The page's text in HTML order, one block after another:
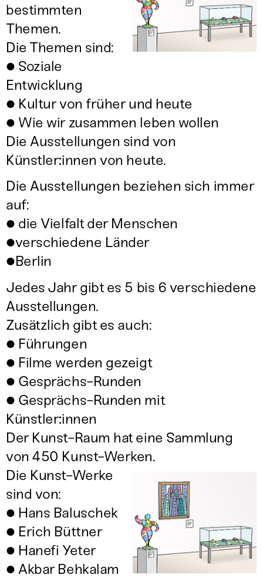
bestimmten
Themen.
Die Themen sind:
● Soziale
Entwicklung
● Kultur von früher und heute
● Wie wir zusammen leben wollen
Die Ausstellungen sind von
Künstler:innen von heute.
Die Ausstellungen beziehen sich immer
auf:
● die Vielfalt der Menschen
●verschiedene Länder
●Berlin
Jedes Jahr gibt es 5 bis 6 verschiedene
Ausstellungen.
Zusätzlich gibt es auch:
● Führungen
● Filme werden gezeigt
● Gesprächs-Runden
● Gesprächs-Runden mit
Künstler:innen
Der Kunst-Raum hat eine Sammlung
von 450 Kunst-Werken.
Die Kunst-Werke
sind von:
● Hans Baluschek
● Erich Büttner
● Hanefi Yeter
● Akbar Behkalam